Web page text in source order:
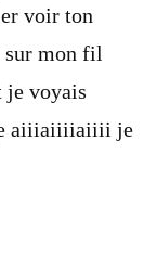
voir ton
sur mon fil
je voyais
aiiiaiiiiaiiii je